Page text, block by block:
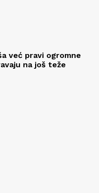
već pravi ogromne
na još teže